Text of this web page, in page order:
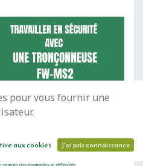
pour vous fournir une
aux cookies J'ai pris connaissance